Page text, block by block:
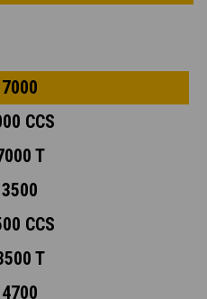
CCS
T
CCS
T